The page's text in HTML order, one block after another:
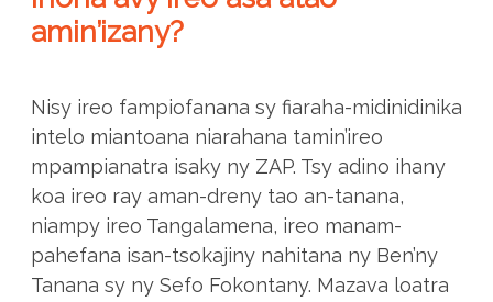
amin’izany?
Nisy ireo fampiofanana sy fiaraha-midinidinika
intelo miantoana niarahana tamin’ireo
mpampianatra isaky ny ZAP. Tsy adino ihany
koa ireo ray aman-dreny tao an-tanana,
niampy ireo Tangalamena, ireo manam-
pahefana isan-tsokajiny nahitana ny Ben’ny
Tanana sy ny Sefo Fokontany. Mazava loatra